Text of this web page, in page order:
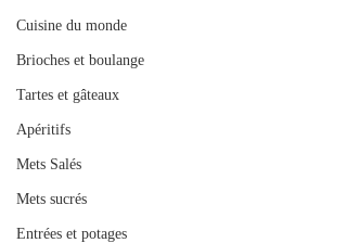
Cuisine du monde
Brioches et boulange
Tartes et gâteaux
Apéritifs
Mets Salés
Mets sucrés
Entrées et potages